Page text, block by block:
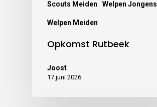
Scouts Meiden Welpen Jongens
Welpen Meiden
Opkomst Rutbeek
Joost
17 juni 2026